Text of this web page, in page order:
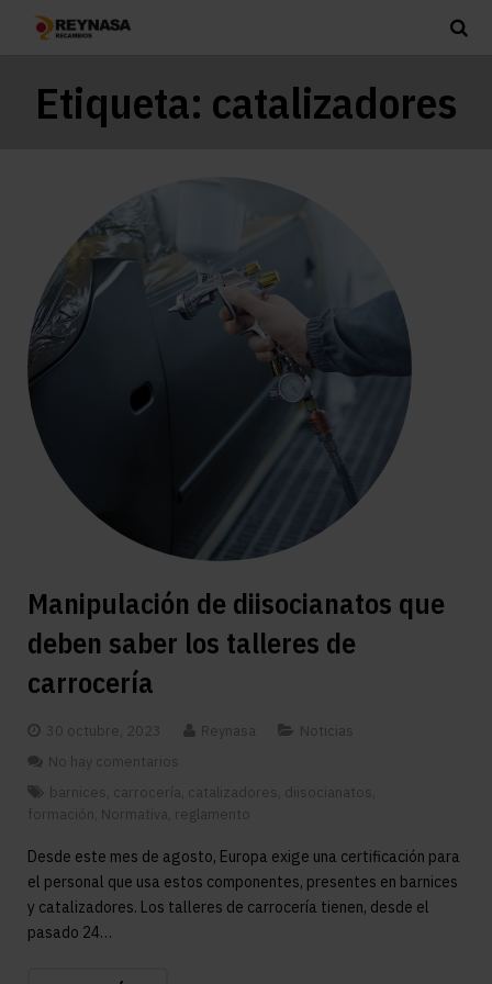
Etiqueta: catalizadores
Manipulación de diisocianatos que
deben saber los talleres de
carrocería
30 octubre, 2023 Reynasa
Noticias
No hay comentarios
barnices
carrocería catalizadores diisocianatos
formación Normativa reglamento
Desde este mes de agosto, Europa exige una certificación para
el personal que usa estos componentes, presentes en barnices
y catalizadores. Los talleres de carrocería tienen, desde el
pasado 24…